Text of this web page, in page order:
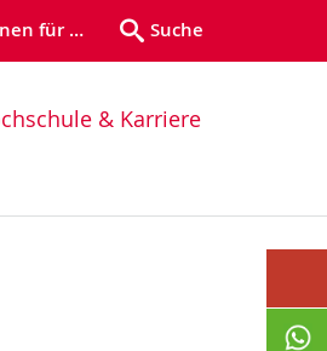
für … Suche
& Karriere